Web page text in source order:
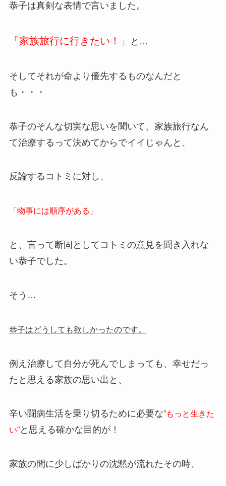
恭子は真剣な表情で言いました。
「家族旅行に行きたい！」 と…
そしてそれが命より優先するものなんだと
も・・・
恭子のそんな切実な思いを聞いて、家族旅行なん
て治療するって決めてからでイイじゃんと、
反論するコトミに対し、
「物事には順序がある」
と、言って断固としてコトミの意見を聞き入れな
い恭子でした。
そう…
恭子はどうしても欲しかったのです。
例え治療して自分が死んでしまっても、幸せだっ
たと思える家族の思い出と、
辛い闘病生活を乗り切るために必要な”もっと生きた
い”と思える確かな目的が！
家族の間に少しばかりの沈黙が流れたその時、